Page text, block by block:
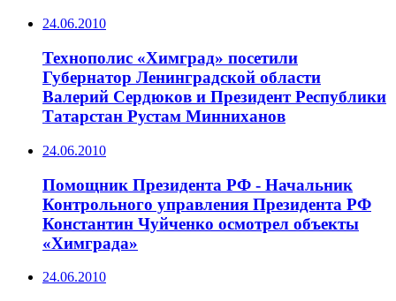
24.06.2010
Технополис «Химград» посетили
Губернатор Ленинградской области
Валерий Сердюков и Президент Республики
Татарстан Рустам Минниханов
24.06.2010
Помощник Президента РФ - Начальник
Контрольного управления Президента РФ
Константин Чуйченко осмотрел объекты
«Химграда»
24.06.2010